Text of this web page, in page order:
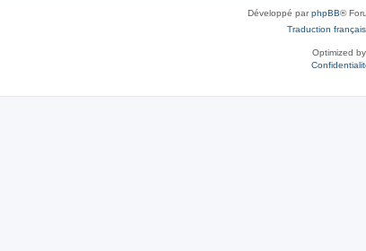
Développé parphpBB®
Traduction
Optimized